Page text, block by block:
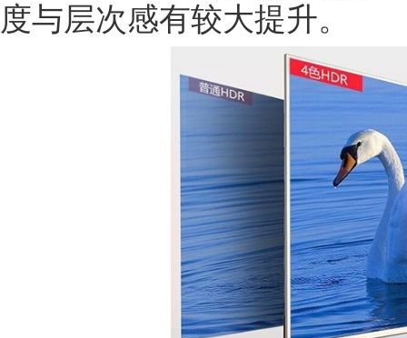
度与层次感有较大提升。